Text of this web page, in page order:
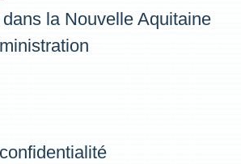
la Nouvelle Aquitaine